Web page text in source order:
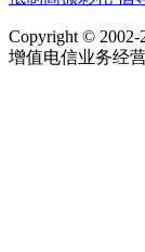
Copyright © 2002-
增值电信业务经